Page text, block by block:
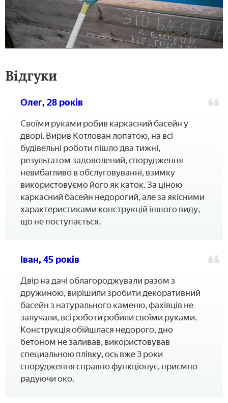
Відгуки
Олег, 28 років
Своїми руками робив каркасний басейн у
дворі. Вирив Котлован лопатою, на всі
будівельні роботи пішло два тижні,
результатом задоволений, спорудження
невибагливо в обслуговуванні, взимку
використовуємо його як каток. За ціною
каркасний басейн недорогий, але за якісними
характеристиками конструкцій іншого виду,
що не поступається.
Іван, 45 років
Двір на дачі облагороджували разом з
дружиною, вирішили зробити декоративний
басейн з натурального каменю, фахівців не
залучали, всі роботи робили своїми руками.
Конструкція обійшлася недорого, дно
бетоном не заливав, використовував
специальною плівку, ось вже 3 роки
спорудження справно функціонує, приємно
радуючи око.